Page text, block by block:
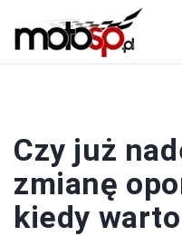
Czy już
zmianę
kiedy